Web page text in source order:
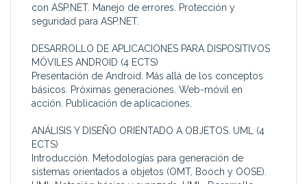
con ASP.NET. Manejo de errores. Protección y
seguridad para ASP.NET.
DESARROLLO DE APLICACIONES PARA DISPOSITIVOS
MÓVILES ANDROID (4 ECTS)
Presentación de Android. Más allá de los conceptos
básicos. Próximas generaciones. Web-móvil en
acción. Publicación de aplicaciones.
ANÁLISIS Y DISEÑO ORIENTADO A OBJETOS. UML (4
ECTS)
Introducción. Metodologías para generación de
sistemas orientados a objetos (OMT, Booch y OOSE).